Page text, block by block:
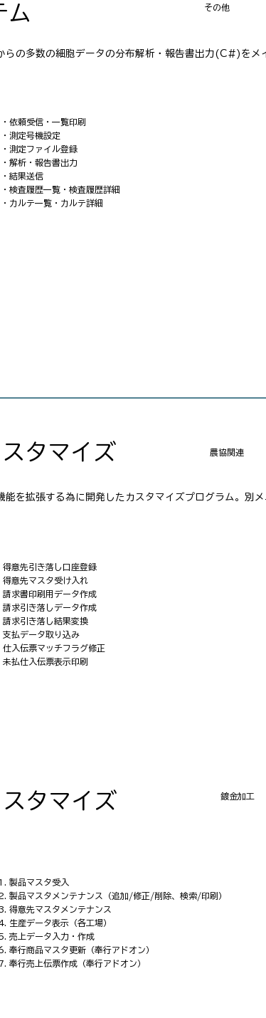
ム ​その他
の多数の細胞データの分布解析・報告書出力(C#)をメ
・依頼受信・一覧印刷
・測定号機設定
・測定ファイル登録
・解析・報告書出力
・結果送信
・検査履歴一覧・検査履歴詳細
・カルテ一覧・カルテ詳細
タマイズ 農協関連
を拡張する為に開発したカスタマイズプログラム。別
得意先引き落し口座登録
得意先マスタ受け入れ
請求書印刷用データ作成
請求引き落しデータ作成
請求引き落し結果変換
支払データ取り込み
仕入伝票マッチフラグ修正
払仕入伝票表示印刷
タマイズ 鍍金加工
製品マスタ受入
製品マスタメンテナンス（追加/修正/削除、検索/印刷）
3. 得意先マスタメンテナンス
生産データ表示（各工場）
売上データ入力・作成
奉行商品マスタ更新（奉行アドオン）
奉行売上伝票作成（奉行アドオン）